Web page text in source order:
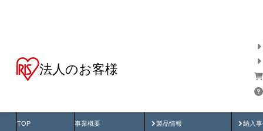
法人のお客様
TOP 事業概要 製品情報
製品動画 納入
納